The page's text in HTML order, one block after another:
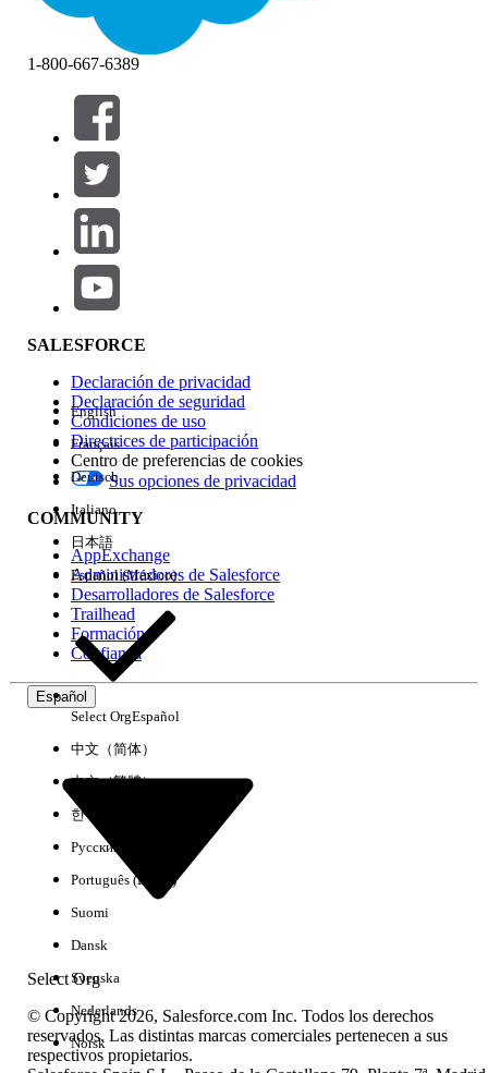
Filtros (0)
SELECCIONAR FILTROS
Área de productos
Repercusión de función
Edición
Experiencia
No hay resultados
1-800-667-6389
SALESFORCE
Declaración de privacidad
Declaración de seguridad
Condiciones de uso
Directrices de participación
Centro de preferencias de cookies
Sus opciones de privacidad
COMMUNITY
AppExchange
Administradores de Salesforce
Desarrolladores de Salesforce
Trailhead
Formación
Confianza
Español
Select Org
English
Français
Deutsch
Italiano
日本語
Español (México)
Select OrgEspañol
中文（简体）
中文（繁體）
한국어
Русский
Português (Brasil)
Suomi
Dansk
Svenska
Nederlands
Norsk
© Copyright 2026, Salesforce.com Inc. Todos los derechos
reservados. Las distintas marcas comerciales pertenecen a sus
respectivos propietarios.